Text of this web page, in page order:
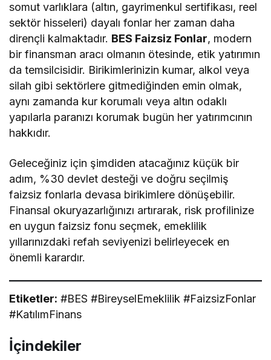
somut varlıklara (altın, gayrimenkul sertifikası, reel
sektör hisseleri) dayalı fonlar her zaman daha
dirençli kalmaktadır. BES Faizsiz Fonlar, modern
bir finansman aracı olmanın ötesinde, etik yatırımın
da temsilcisidir. Birikimlerinizin kumar, alkol veya
silah gibi sektörlere gitmediğinden emin olmak,
aynı zamanda kur korumalı veya altın odaklı
yapılarla paranızı korumak bugün her yatırımcının
hakkıdır.
Geleceğiniz için şimdiden atacağınız küçük bir
adım, %30 devlet desteği ve doğru seçilmiş
faizsiz fonlarla devasa birikimlere dönüşebilir.
Finansal okuryazarlığınızı artırarak, risk profilinize
en uygun faizsiz fonu seçmek, emeklilik
yıllarınızdaki refah seviyenizi belirleyecek en
önemli karardır.
Etiketler: #BES #BireyselEmeklilik #FaizsizFonlar
#KatılımFinans
İçindekiler